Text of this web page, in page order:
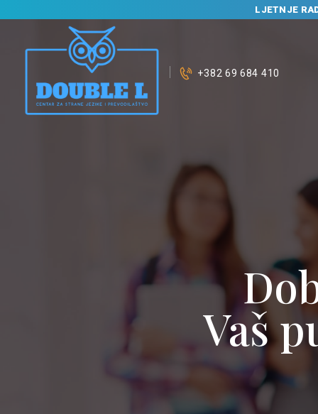
LJETNJE
+382 69 684 410
Vaš